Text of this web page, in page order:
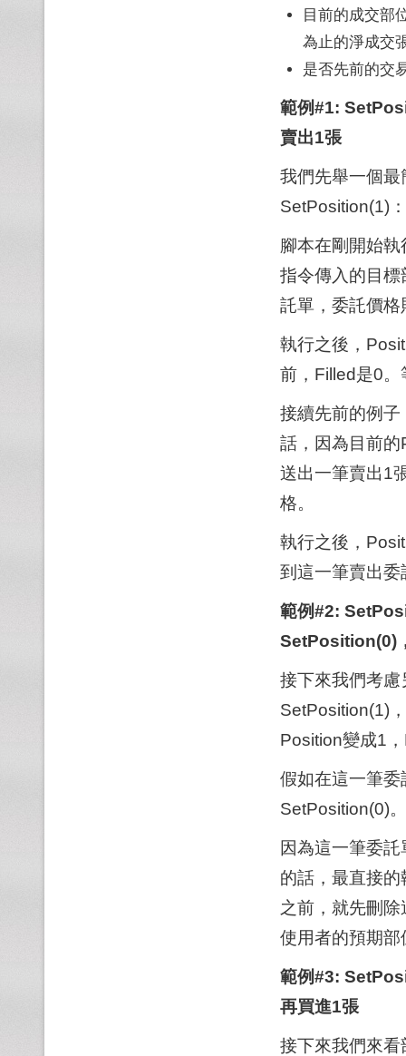
目前的成交部
為止的淨成交
是否先前的交
範例#1:
賣出1張
我們先舉一個
SetPosition(1)：
腳本在剛開始
指令傳入的目
託單，委託價
執行之後，
前，Filled是0
接續先前的例
話，因為目前
送出一筆賣出1
格。
執行之後，
到這一筆賣出
範例#2:
SetPosition(0)
接下來我們考
SetPosition(1)
Position變成1
假如在這一筆
SetPosition(0)
因為這一筆委
的話，最直接
之前，就先刪
使用者的預期部
範例#3:
再買進1張
接下來我們來